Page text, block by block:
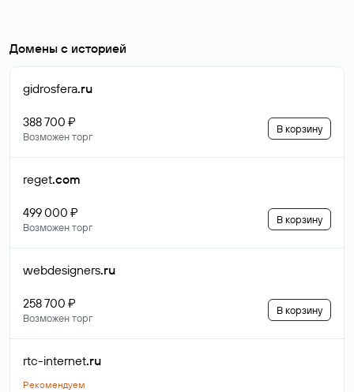
Домены с историей
gidrosfera.ru
388 700 ₽
Возможен торг
В корзину
reget.com
499 000 ₽
Возможен торг
В корзину
webdesigners.ru
258 700 ₽
Возможен торг
В корзину
rtc-internet.ru
Рекомендуем